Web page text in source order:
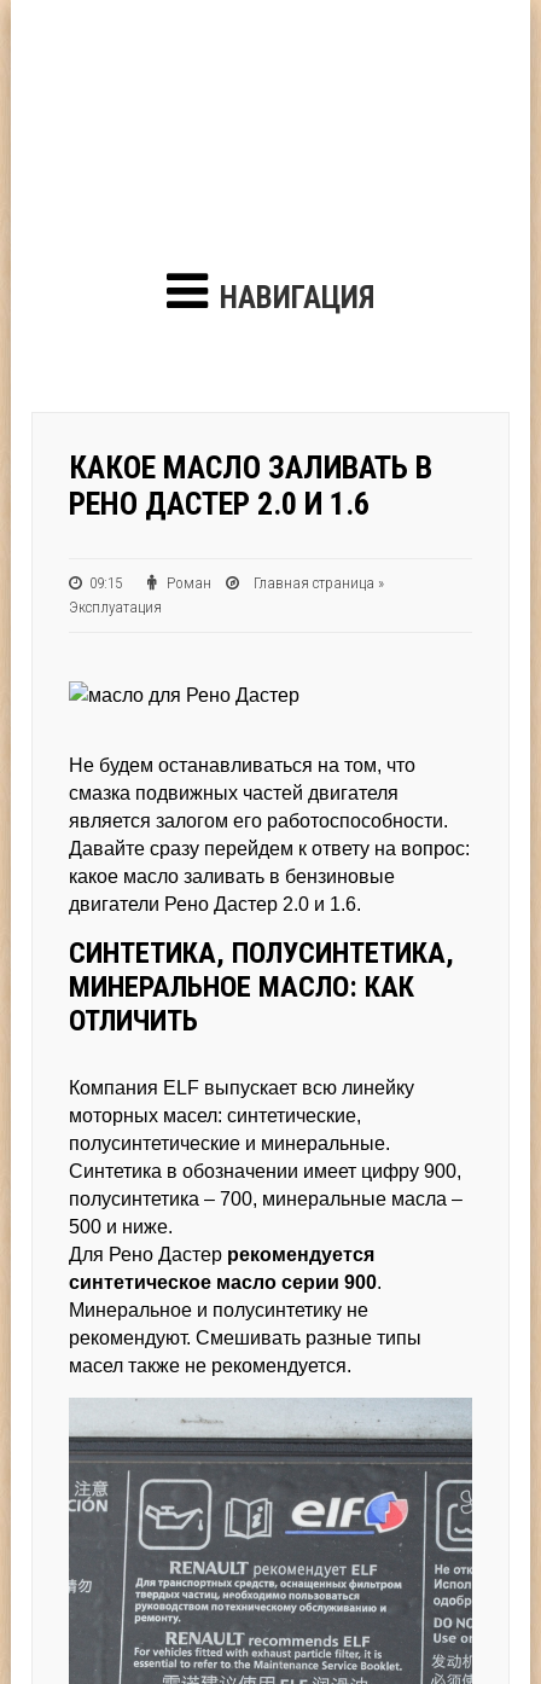
НАВИГАЦИЯ
КАКОЕ МАСЛО ЗАЛИВАТЬ В
РЕНО ДАСТЕР 2.0 И 1.6
09:15 Роман Главная страница »
Эксплуатация
Не будем останавливаться на том, что
смазка подвижных частей двигателя
является залогом его работоспособности.
Давайте сразу перейдем к ответу на вопрос:
какое масло заливать в бензиновые
двигатели Рено Дастер 2.0 и 1.6.
СИНТЕТИКА, ПОЛУСИНТЕТИКА,
МИНЕРАЛЬНОЕ МАСЛО: КАК
ОТЛИЧИТЬ
Компания ELF выпускает всю линейку
моторных масел: синтетические,
полусинтетические и минеральные.
Синтетика в обозначении имеет цифру 900,
полусинтетика – 700, минеральные масла –
500 и ниже.
Для Рено Дастер рекомендуется
синтетическое масло серии 900.
Минеральное и полусинтетику не
рекомендуют. Смешивать разные типы
масел также не рекомендуется.